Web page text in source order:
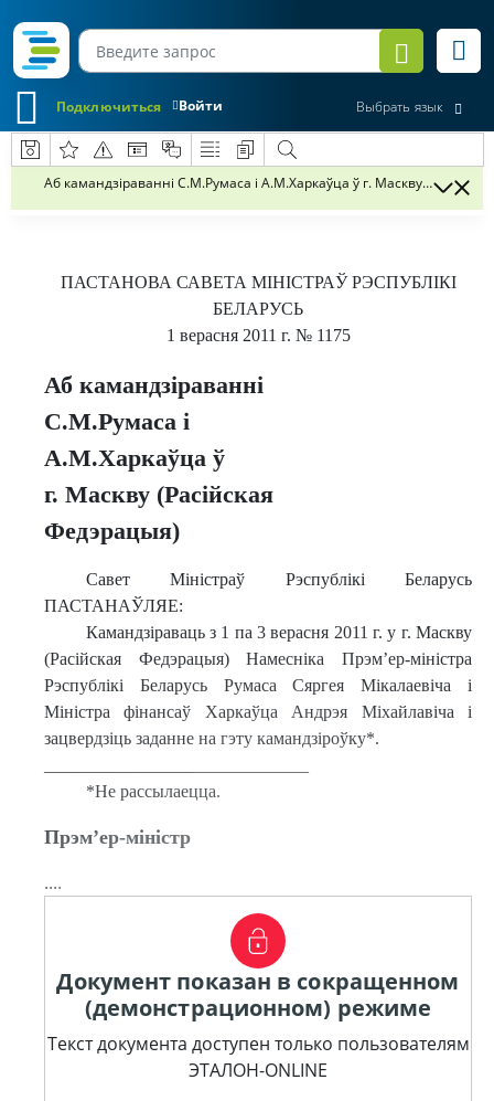
Войти
Подключиться Выбрать язык
Аб камандзіраванні С.М.Румаса і А.М.Харкаўца ў г. Маскву
ПАСТАНОВА САВЕТА МІНІСТРАЎ РЭСПУБЛІКІ
БЕЛАРУСЬ
1 верасня 2011 г. № 1175
Аб камандзіраванні
С.М.Румаса і
А.М.Харкаўца ў
г. Маскву (Расійская
Федэрацыя)
Савет Міністраў Рэспублікі Беларусь
ПАСТАНАЎЛЯЕ:
Камандзіраваць з 1 па 3 верасня 2011 г. у г. Маскву
(Расійская Федэрацыя) Намесніка Прэм’ер-міністра
Рэспублікі Беларусь Румаса Сяргея Мікалаевіча і
Міністра фінансаў Харкаўца Андрэя Міхайлавіча і
зацвердзіць заданне на гэту камандзіроўку*.
*Не рассылаецца.
Прэм’ер-міністр
....
Документ показан в сокращенном
(демонстрационном) режиме
Текст документа доступен только пользователям
ЭТАЛОН-ONLINE